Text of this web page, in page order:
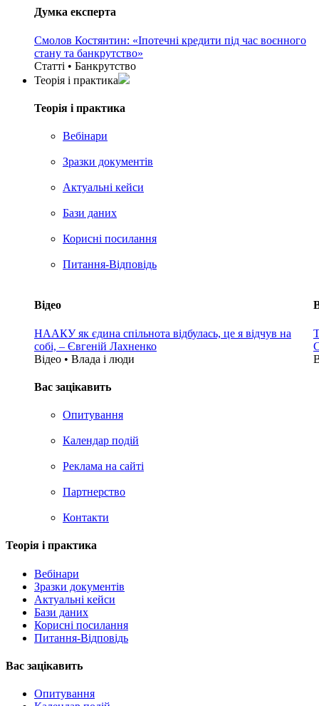
Думка експерта
Смолов Костянтин: «Іпотечні кредити під час воєнного
стану та банкрутство»
Статті • Банкрутство
Теорія i практика
Теорія i практика
Вебінари
Зразки документів
Актуальні кейси
Бази даних
Корисні посилання
Питання-Відповідь
Відео
НААКУ як єдина спільнота відбулась, це я відчув на
собі, – Євгеній Лахненко
Відео • Влада i люди
Вас зацікавить
Опитування
Календар подій
Реклама на сайтi
Партнерство
Контакти
Теорія i практика
Вебінари
Зразки документів
Актуальні кейси
Бази даних
Корисні посилання
Питання-Відповідь
Вас зацiкавить
Опитування